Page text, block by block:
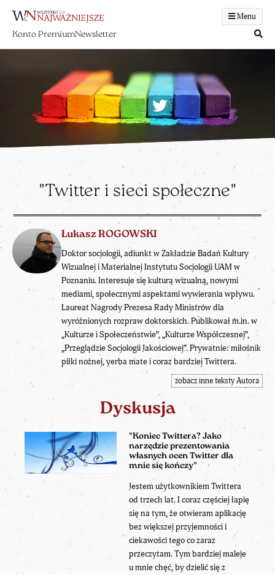
Menu
Konto PremiumNewsletter
"Twitter i sieci społeczne"
Łukasz ROGOWSKI
Doktor socjologii, adiunkt w Zakładzie Badań Kultury
Wizualnej i Materialnej Instytutu Socjologii UAM w
Poznaniu. Interesuje się kulturą wizualną, nowymi
mediami, społecznymi aspektami wywierania wpływu.
Laureat Nagrody Prezesa Rady Ministrów dla
wyróżnionych rozpraw doktorskich. Publikował m.in. w
„Kulturze i Społeczeństwie”, „Kulturze Współczesnej”,
„Przeglądzie Socjologii Jakościowej”. Prywatnie: miłośnik
piłki nożnej, yerba mate i coraz bardziej Twittera.
zobacz inne teksty Autora
Dyskusja
"Koniec Twittera? Jako
narzędzie prezentowania
własnych ocen Twitter dla
mnie się kończy"
Jestem użytkownikiem Twittera
od trzech lat. I coraz częściej łapię
się na tym, że otwieram aplikację
bez większej przyjemności i
ciekawości tego co zaraz
przeczytam. Tym bardziej maleje
u mnie chęć, by dzielić się z